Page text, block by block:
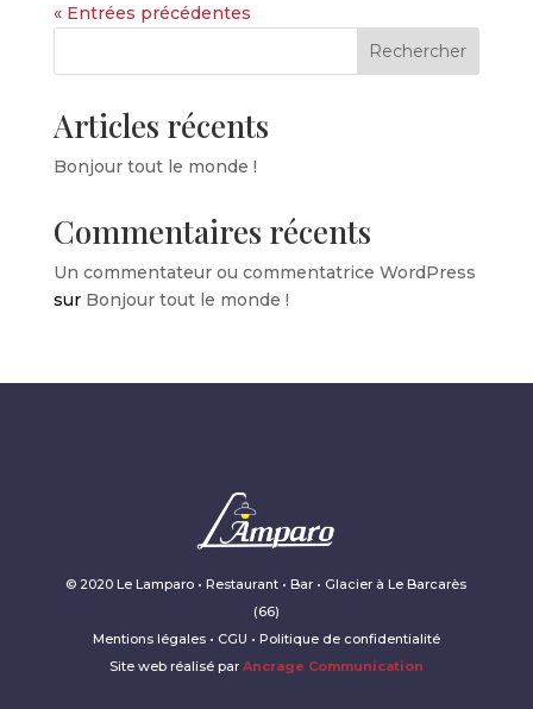
« Entrées précédentes
Rechercher
Articles récents
Bonjour tout le monde !
Commentaires récents
Un commentateur ou commentatrice WordPress
sur Bonjour tout le monde !
© 2020 Le Lamparo • Restaurant • Bar • Glacier à Le Barcarès
(66)
Mentions légales • CGU • Politique de confidentialité
Site web réalisé par Ancrage Communication